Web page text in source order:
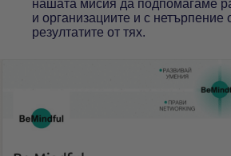
нашата мисия да подпомагаме
и организациите и с
резултатите от тях.